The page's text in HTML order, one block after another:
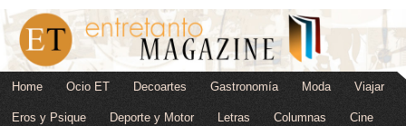
Home Ocio ET Decoartes Gastronomía Moda Viajar
Eros y Psique Deporte y Motor Letras Columnas Cine